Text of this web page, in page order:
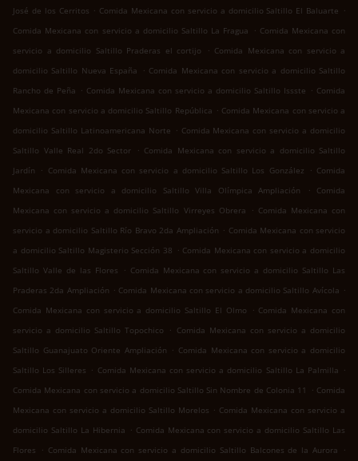
José de los Cerritos . Comida Mexicana con servicio a domicilio Saltillo El Baluarte .
Comida Mexicana con servicio a domicilio Saltillo La Fragua
. Comida Mexicana con
servicio a domicilio Saltillo Praderas el cortijo
. Comida Mexicana con servicio a
domicilio Saltillo Nueva España
. Comida Mexicana con servicio a domicilio Saltillo
Rancho de Peña . Comida Mexicana con servicio a domicilio Saltillo Issste . Comida
Mexicana con servicio a domicilio Saltillo República . Comida Mexicana con servicio a
domicilio Saltillo Latinoamericana Norte . Comida Mexicana con servicio a domicilio
Saltillo Valle Real 2do Sector
. Comida Mexicana con servicio a domicilio Saltillo
Jardín
. Comida Mexicana con servicio a domicilio Saltillo Los González . Comida
Mexicana con servicio a domicilio Saltillo Villa Olímpica Ampliación
.
Comida
Mexicana con servicio a domicilio Saltillo Virreyes Obrera
. Comida Mexicana con
servicio a domicilio Saltillo Río Bravo 2da Ampliación . Comida Mexicana con servicio
a domicilio Saltillo Magisterio Sección 38 . Comida Mexicana con servicio a domicilio
Saltillo Valle de las Flores
. Comida Mexicana con servicio a domicilio Saltillo Las
Praderas 2da Ampliación . Comida Mexicana con servicio a domicilio Saltillo Avícola .
Comida Mexicana con servicio a domicilio Saltillo El Olmo
. Comida Mexicana con
servicio a domicilio Saltillo Topochico
. Comida Mexicana con servicio a domicilio
Saltillo Guanajuato Oriente Ampliación . Comida Mexicana con servicio a domicilio
Saltillo Los Silleres . Comida Mexicana con servicio a domicilio Saltillo La Palmilla .
Comida Mexicana con servicio a domicilio Saltillo Sin Nombre de Colonia 11
. Comida
Mexicana con servicio a domicilio Saltillo Morelos . Comida Mexicana con servicio a
domicilio Saltillo La Hibernia . Comida Mexicana con servicio a domicilio Saltillo Las
Flores
. Comida Mexicana con servicio a domicilio Saltillo Balcones de la Aurora
.